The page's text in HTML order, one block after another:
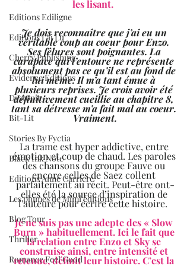
Editions Ediligne
Editions J'ai Lu
Cherry Publishing
Evidence Editions
Dystopie
Bit-Lit
Stories By Fyctia
Black Ink Note
Editions Anne Carrière
Les plumes de Mimi éditions
Blog Tour
Thriller
Romance Feel Good
les lisant.
Je dois reconnaître que j’ai eu un
véritable coup au coeur pour Enzo.
Ses fêlures sont poignantes. La
carapace qui l’entoure ne représente
absolument pas ce qu’il est au fond de
lui même. Il m’a tant émue à
plusieurs reprises. Je crois avoir été
définitivement cueillie au chapitre 8,
tant sa détresse m’a fait mal au coeur.
Vraiment.
La trame est hyper addictive, entre
émotion et coup de chaud. Les paroles
des chansons du groupe Fauve ou
encore celles de Saez collent
parfaitement au récit. Peut-être ont-
elles été la source d’inspiration de
l’auteure pour écrire cette histoire.
Je ne suis pas une adepte des « Slow
Burn » habituellement. Ici le fait que
la relation entre Enzo et Sky se
construise ainsi, entre intensité et
retenue, définit leur histoire. C’est la